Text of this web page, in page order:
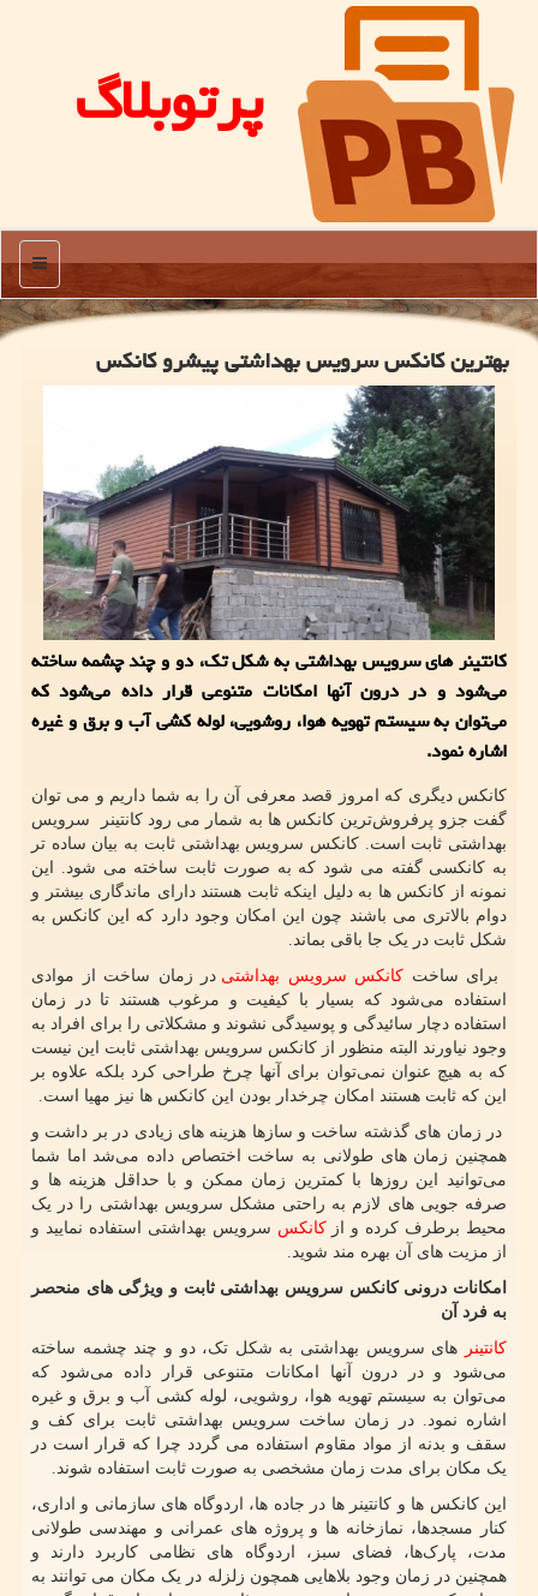
پرتوبلاگ
منو
بهترین كانكس سرویس بهداشتی پیشرو كانكس
كانتینر های سرویس بهداشتی به شكل تك، دو و چند چشمه ساخته
می‌شود و در درون آنها امكانات متنوعی قرار داده می‌شود كه
می‌توان به سیستم تهویه هوا، روشویی، لوله كشی آب و برق و غیره
اشاره نمود.
کانکس دیگری که امروز قصد معرفی آن را به شما داریم و می توان
گفت جزو پرفروش‌ترین کانکس ها به شمار می رود کانتینر سرویس
بهداشتی ثابت است. کانکس سرویس بهداشتی ثابت به بیان ساده تر
به کانکسی گفته می شود که به صورت ثابت ساخته می شود. این
نمونه از کانکس ها به دلیل اینکه ثابت هستند دارای ماندگاری بیشتر و
دوام بالاتری می باشند چون این امکان وجود دارد که این کانکس به
شکل ثابت در یک جا باقی بماند.
برای ساخت کانکس سرویس بهداشتی در زمان ساخت از موادی
استفاده می‌شود که بسیار با کیفیت و مرغوب هستند تا در زمان
استفاده دچار سائیدگی و پوسیدگی نشوند و مشکلاتی را برای افراد به
وجود نیاورند البته منظور از کانکس سرویس بهداشتی ثابت این نیست
که به هیچ عنوان نمی‌توان برای آنها چرخ طراحی کرد بلکه علاوه بر
این که ثابت هستند امکان چرخدار بودن این کانکس ها نیز مهیا است.
در زمان های گذشته ساخت و سازها هزینه های زیادی در بر داشت و
همچنین زمان های طولانی به ساخت اختصاص داده می‌شد اما شما
می‌توانید این روزها با کمترین زمان ممکن و با حداقل هزینه ها و
صرفه جویی های لازم به راحتی مشکل سرویس بهداشتی را در یک
محیط برطرف کرده و ازکانکس سرویس بهداشتی استفاده نمایید و
از مزیت های آن بهره مند شوید.
امکانات درونی کانکس سرویس بهداشتی ثابت و ویژگی های منحصر
به فرد آن
کانتینر
های سرویس بهداشتی به شکل تک، دو و چند چشمه ساخته
می‌شود و در درون آنها امکانات متنوعی قرار داده می‌شود که
می‌توان به سیستم تهویه هوا، روشویی، لوله کشی آب و برق و غیره
اشاره نمود. در زمان ساخت سرویس بهداشتی ثابت برای کف و
سقف و بدنه از مواد مقاوم استفاده می گردد چرا که قرار است در
یک مکان برای مدت زمان مشخصی به صورت ثابت استفاده شوند.
این کانکس ها و کانتینر ها در جاده ها، اردوگاه های سازمانی و اداری،
کنار مسجدها، نمازخانه ها و پروژه های عمرانی و مهندسی طولانی
مدت، پارک‌ها، فضای سبز، اردوگاه های نظامی کاربرد دارند و
همچنین در زمان وجود بلاهایی همچون زلزله در یک مکان می توانند به